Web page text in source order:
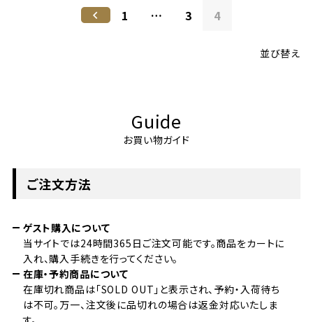
並び替え
1 … 3 4
Guide
お買い物ガイド
ご注文方法
ゲスト購入について
当サイトでは24時間365日ご注文可能です。商品をカートに
入れ、購入手続きを行ってください。
在庫・予約商品について
在庫切れ商品は「SOLD OUT」と表示され、予約・入荷待ち
は不可。万一、注文後に品切れの場合は返金対応いたしま